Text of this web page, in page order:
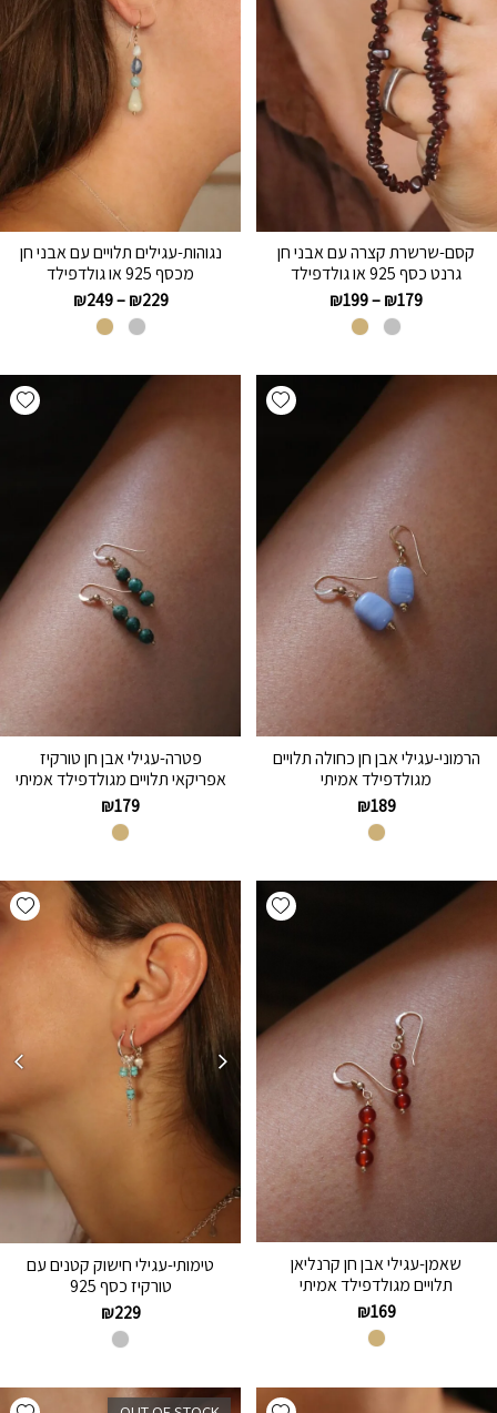
קסם-שרשרת קצרה עם אבני חן
גרנט כסף 925 או גולדפילד
₪179
–
₪199
נגוהות-עגילים תלויים עם אבני חן
מכסף 925 או גולדפילד
₪229
–
₪249
Add wishlist
הרמוני-עגילי אבן חן כחולה תלויים
מגולדפילד אמיתי
₪189
פטרה-עגילי אבן חן טורקיז
אפריקאי תלויים מגולדפילד אמיתי
₪179
Add wishlist
שאמן-עגילי אבן חן קרנליאן
תלויים מגולדפילד אמיתי
₪169
טימותי-עגילי חישוק קטנים עם
טורקיז כסף 925
₪229
Add wishlist